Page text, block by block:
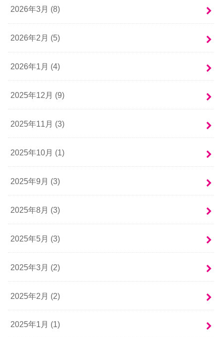
2026年3月 (8)
2026年2月 (5)
2026年1月 (4)
2025年12月 (9)
2025年11月 (3)
2025年10月 (1)
2025年9月 (3)
2025年8月 (3)
2025年5月 (3)
2025年3月 (2)
2025年2月 (2)
2025年1月 (1)